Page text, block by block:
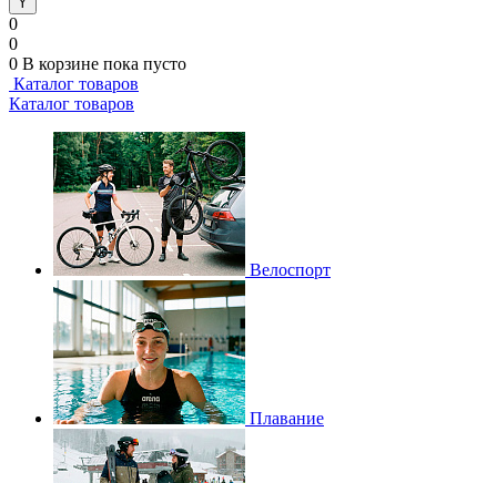
0
0
0 В корзине пока пусто
Каталог товаров
Каталог товаров
Велоспорт
Плавание